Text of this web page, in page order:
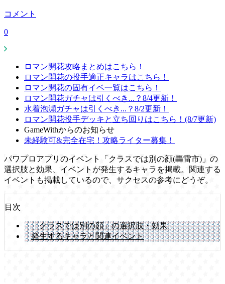
コメント
0
ロマン開花攻略まとめはこちら！
ロマン開花の投手適正キャラはこちら！
ロマン開花の固有イベ一覧はこちら！
ロマン開花ガチャは引くべき...？8/4更新！
水着泡瀬ガチャは引くべき...？8/2更新！
ロマン開花投手デッキと立ち回りはこちら！(8/7更新)
GameWithからのお知らせ
未経験可&完全在宅！攻略ライター募集！
パワプロアプリのイベント「クラスでは別の顔(轟雷市)」の
選択肢と効果、イベントが発生するキャラを掲載。関連する
イベントも掲載しているので、サクセスの参考にどうぞ。
目次
「クラスでは別の顔」の選択肢・効果
発生するキャラと関連イベント